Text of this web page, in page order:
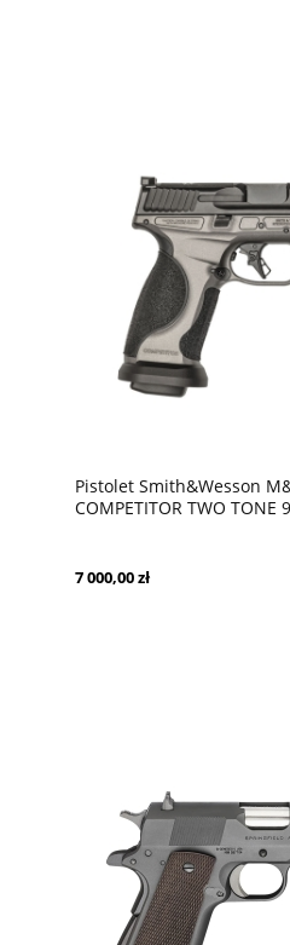
Pistolet Smith&Wesson
COMPETITOR TWO TONE
7 000,00 zł